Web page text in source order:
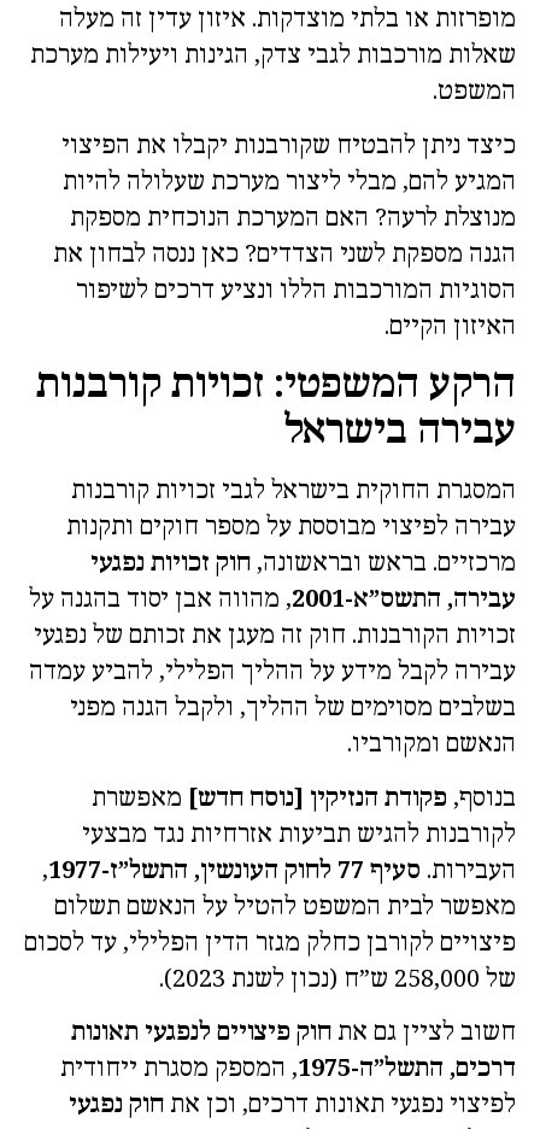
מופרזות או בלתי מוצדקות. איזון עדין זה מעלה
שאלות מורכבות לגבי צדק, הגינות ויעילות מערכת
המשפט.
כיצד ניתן להבטיח שקורבנות יקבלו את הפיצוי
המגיע להם, מבלי ליצור מערכת שעלולה להיות
מנוצלת לרעה? האם המערכת הנוכחית מספקת
הגנה מספקת לשני הצדדים? כאן ננסה לבחון את
הסוגיות המורכבות הללו ונציע דרכים לשיפור
האיזון הקיים.
הרקע המשפטי: זכויות קורבנות
עבירה בישראל
המסגרת החוקית בישראל לגבי זכויות קורבנות
עבירה לפיצוי מבוססת על מספר חוקים ותקנות
מרכזיים. בראש ובראשונה, חוק זכויות נפגעי
עבירה, התשס”א-2001
, מהווה אבן יסוד בהגנה על
זכויות הקורבנות. חוק זה מעגן את זכותם של נפגעי
עבירה לקבל מידע על ההליך הפלילי, להביע עמדה
בשלבים מסוימים של ההליך, ולקבל הגנה מפני
הנאשם ומקורביו.
בנוסף, פקודת הנזיקין [נוסח חדש] מאפשרת
לקורבנות להגיש תביעות אזרחיות נגד מבצעי
העבירות. סעיף 77 לחוק העונשין, התשל”ז-1977
,
מאפשר לבית המשפט להטיל על הנאשם תשלום
פיצויים לקורבן כחלק מגזר הדין הפלילי, עד לסכום
של 258,000 ש”ח (נכון לשנת 2023).
חשוב לציין גם את חוק פיצויים לנפגעי תאונות
דרכים, התשל”ה-1975
, המספק מסגרת ייחודית
לפיצוי נפגעי תאונות דרכים, וכן את חוק נפגעי